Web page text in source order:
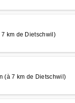
km de Dietschwil)
(à 7 km de Dietschwil)